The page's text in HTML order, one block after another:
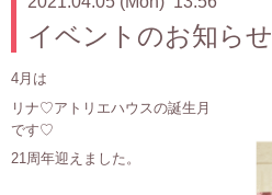
イベントのお知らせ
4月は
リナ♡アトリエハウスの誕生月
です♡
21周年迎えました。